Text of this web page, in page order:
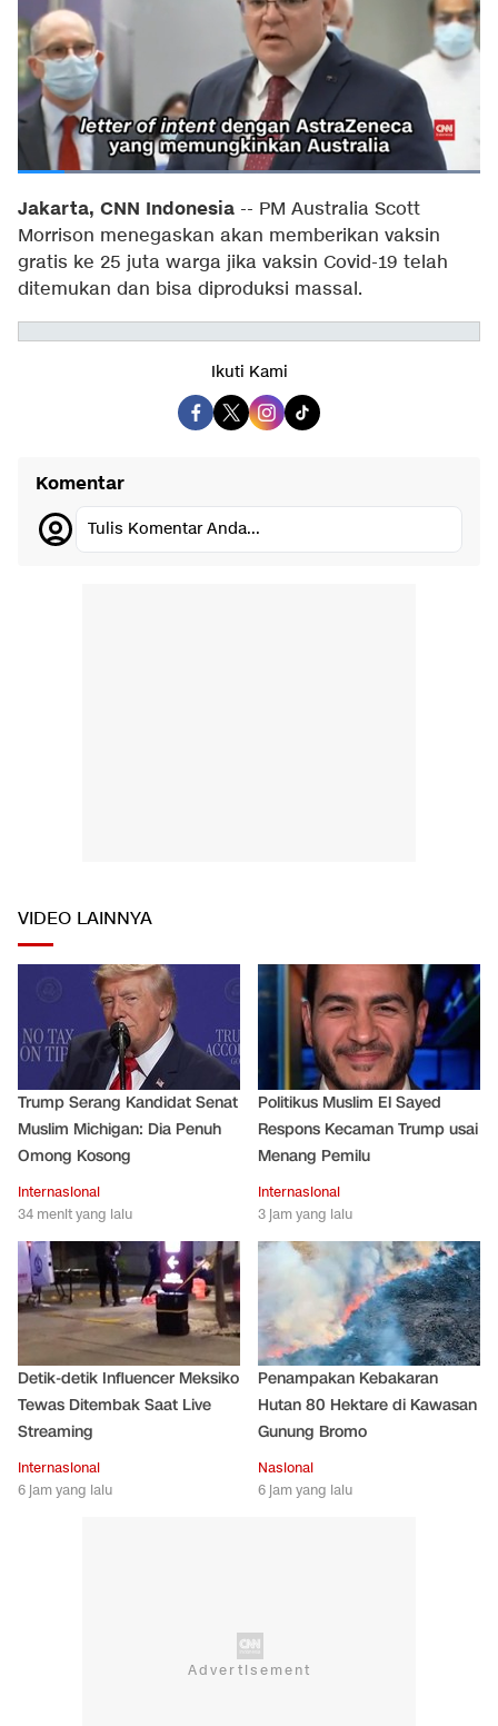
Jakarta, CNN Indonesia -- PM Australia Scott
Morrison menegaskan akan memberikan vaksin
gratis ke 25 juta warga jika vaksin Covid-19 telah
ditemukan dan bisa diproduksi massal.
Ikuti Kami
Komentar
Tulis Komentar Anda...
VIDEO LAINNYA
Trump Serang Kandidat Senat
Muslim Michigan: Dia Penuh
Omong Kosong
Internasional
34 menit yang lalu
Politikus Muslim El Sayed
Respons Kecaman Trump usai
Menang Pemilu
Internasional
3 jam yang lalu
Detik-detik Influencer Meksiko
Tewas Ditembak Saat Live
Streaming
Internasional
6 jam yang lalu
Penampakan Kebakaran
Hutan 80 Hektare di Kawasan
Gunung Bromo
Nasional
6 jam yang lalu